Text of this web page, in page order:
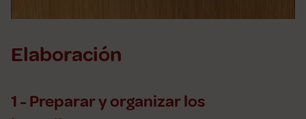
Elaboración
1 - Preparar y organizar los